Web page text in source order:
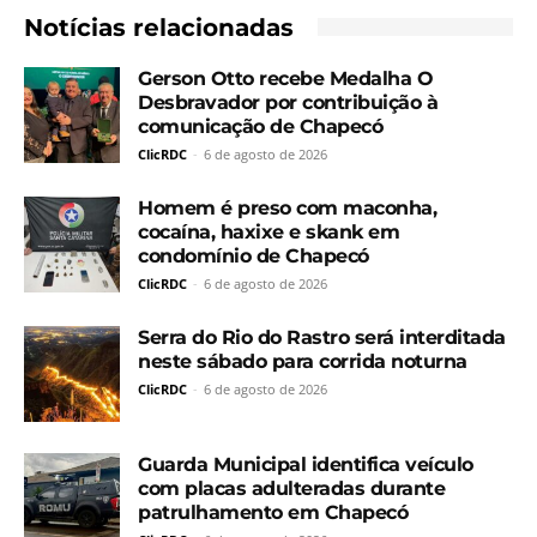
Notícias relacionadas
Gerson Otto recebe Medalha O
Desbravador por contribuição à
comunicação de Chapecó
ClicRDC - 6 de agosto de 2026
Homem é preso com maconha,
cocaína, haxixe e skank em
condomínio de Chapecó
ClicRDC - 6 de agosto de 2026
Serra do Rio do Rastro será interditada
neste sábado para corrida noturna
ClicRDC - 6 de agosto de 2026
Guarda Municipal identifica veículo
com placas adulteradas durante
patrulhamento em Chapecó